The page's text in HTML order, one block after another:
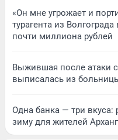
«Он мне угрожает и
турагента из
почти миллиона рублей
Выжившая после атаки
выписалась из
Одна банка — три вкуса:
зиму для жителей